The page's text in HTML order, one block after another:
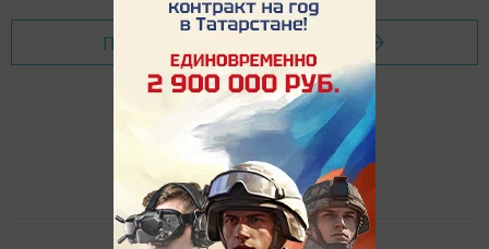
Перейти на страницу новости